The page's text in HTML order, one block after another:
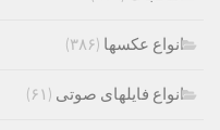
انواع عکسها (۳۸۶)
انواع فایلهای صوتی (۶۱)